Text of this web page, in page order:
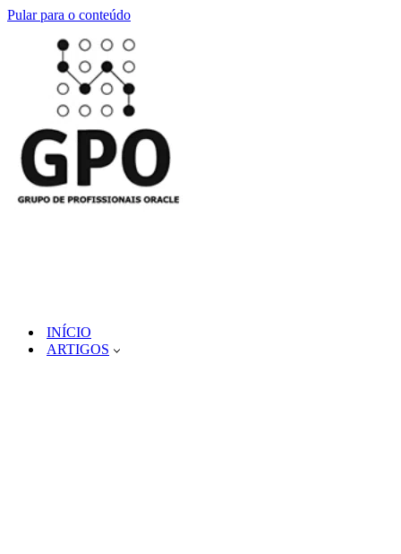
Pular para o conteúdo
INÍCIO
ARTIGOS